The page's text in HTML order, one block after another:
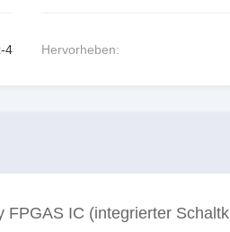
4 Hervorheben:
IC (integrierter